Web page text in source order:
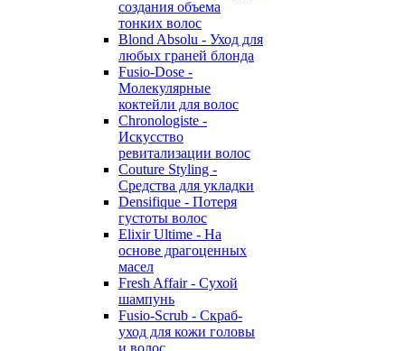
создания объема
тонких волос
Blond Absolu - Уход для
любых граней блонда
Fusio-Dose -
Молекулярные
коктейли для волос
Chronologiste -
Искусство
ревитализации волос
Couture Styling -
Средства для укладки
Densifique - Потеря
густоты волос
Elixir Ultime - На
основе драгоценных
масел
Fresh Affair - Сухой
шампунь
Fusio-Scrub - Скраб-
уход для кожи головы
и волос